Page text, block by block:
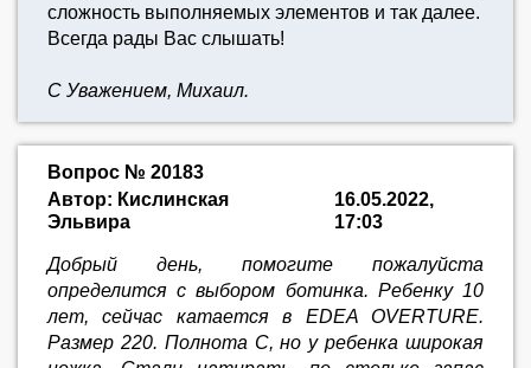
сложность выполняемых элементов и так далее.
Всегда рады Вас слышать!
С Уважением, Михаил.
Вопрос № 20183
Автор: Кислинская
Эльвира
16.05.2022,
17:03
Добрый день, помогите пожалуйста
определится с выбором ботинка. Ребенку 10
лет, сейчас катается в EDEA OVERTURE.
Размер 220. Полнота С, но у ребенка широкая